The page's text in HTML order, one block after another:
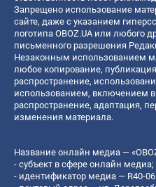
Запрещено использование
сайте, даже с указанием
логотипа OBOZ.UA или любого
письменного разрешения
Незаконным использованием
любое копирование,
распространение,
использованием, включением в
распространение, адаптация,
изменения материала.
Название онлайн медиа —
- субъект в сфере онлайн медиа;
- идентификатор медиа — R40-